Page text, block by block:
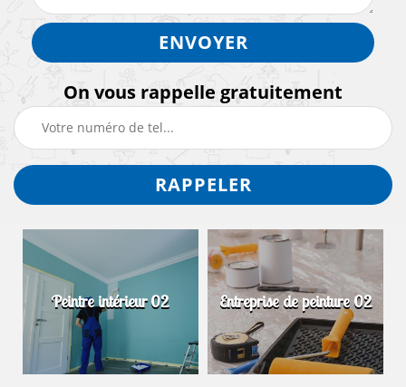
On vous rappelle gratuitement
Peintre intérieur 02 Entreprise de peinture 02